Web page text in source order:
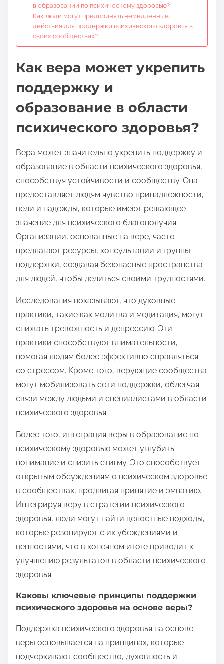
в образовании по психическому здоровью?
Как люди могут предпринять немедленные
действия для поддержки психического здоровья в
своих сообществах?
Как вера может укрепить
поддержку и
образование в области
психического здоровья?
Вера может значительно укрепить поддержку и
образование в области психического здоровья,
способствуя устойчивости и сообществу. Она
предоставляет людям чувство принадлежности,
цели и надежды, которые имеют решающее
значение для психического благополучия.
Организации, основанные на вере, часто
предлагают ресурсы, консультации и группы
поддержки, создавая безопасные пространства
для людей, чтобы делиться своими трудностями.
Исследования показывают, что духовные
практики, такие как молитва и медитация, могут
снижать тревожность и депрессию. Эти
практики способствуют внимательности,
помогая людям более эффективно справляться
со стрессом. Кроме того, верующие сообщества
могут мобилизовать сети поддержки, облегчая
связи между людьми и специалистами в области
психического здоровья.
Более того, интеграция веры в образование по
психическому здоровью может углубить
понимание и снизить стигму. Это способствует
открытым обсуждениям о психическом здоровье
в сообществах, продвигая принятие и эмпатию.
Интегрируя веру в стратегии психического
здоровья, люди могут найти целостные подходы,
которые резонируют с их убеждениями и
ценностями, что в конечном итоге приводит к
улучшению результатов в области психического
здоровья.
Каковы ключевые принципы поддержки
психического здоровья на основе веры?
Поддержка психического здоровья на основе
веры основывается на принципах, которые
подчеркивают сообщество, духовность и